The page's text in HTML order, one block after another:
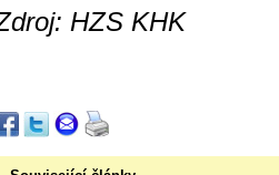
HZS KHK